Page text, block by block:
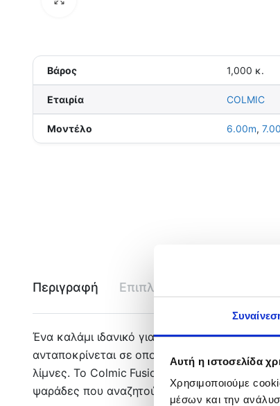
Αυτή η ιστοσελίδα
Χρησιμοποιούμε
μέσων και την
Βάρος 1,000 κ.
Εταιρία COLMIC
Μοντέλο 6.00m,
Περιγραφή Επιπλέον πληροφορίες
Ένα καλάμι ιδανικό για Bolognese με
ανταποκρίνεται σε οποιαδήποτε κίνηση
λίμνες. Το Colmic Fusion 200, ξεχωρίζει για
ψαράδες που αναζητούν αξιοπιστία και